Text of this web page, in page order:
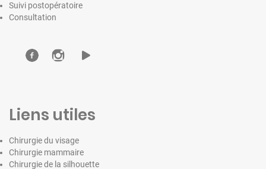
Suivi postopératoire
Consultation
Liens utiles
Chirurgie du visage
Chirurgie mammaire
Chirurgie de la silhouette